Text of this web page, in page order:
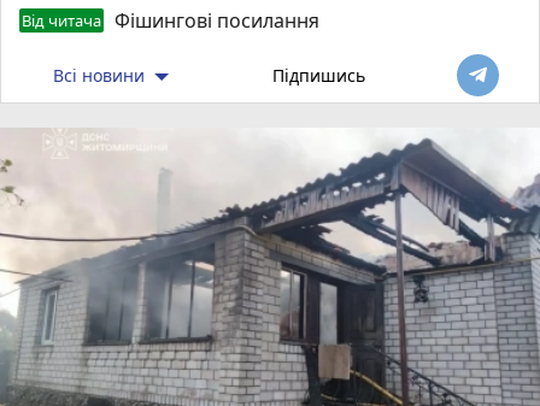
Від читача Фішингові посилання
Всі новини Підпишись